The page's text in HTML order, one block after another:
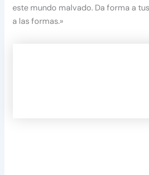
este mundo malvado. Da forma a
a las formas.»